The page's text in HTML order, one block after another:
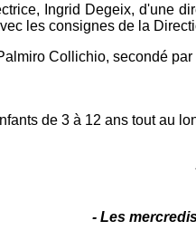
Ingrid Degeix, d'une
les consignes de la
Collichio, secondé
de 3 à 12 ans tout au
- Les